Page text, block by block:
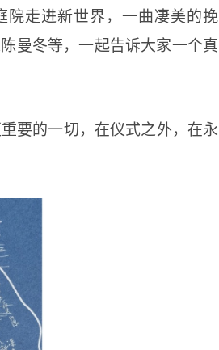
院走进新世界，一曲凄美的挽
曼冬等，一起告诉大家一个真
要的一切，在仪式之外，在永